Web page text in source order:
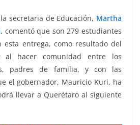
secretaria de Educación, Martha
, comentó que son 279 estudiantes
esta entrega, como resultado del
al hacer comunidad entre los
padres de familia, y con las
el gobernador, Mauricio Kuri, ha
llevar a Querétaro al siguiente